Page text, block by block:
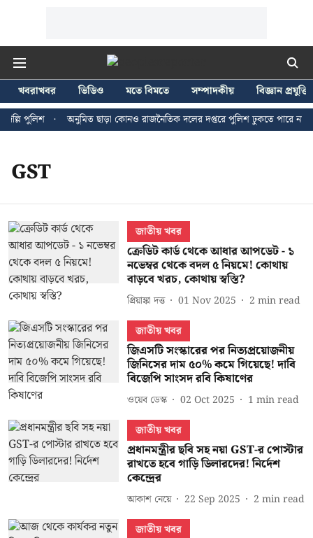
খবরাখবর ভিডিও মতে বিমতে সম্পাদকীয়
বিজ্ঞান প্রযুক্তি
পুলিশ
অনুমিত ছাড়া কোনও রাজনৈতিক দলের দপ্তরে পুলিশ ঢুকতে পারে না -
GST
জাতীয় খবর
ক্রেডিট কার্ড থেকে আধার আপডেট - ১
নভেম্বর থেকে বদল ৫ নিয়মে! কোথায়
বাড়বে খরচ, কোথায় স্বস্তি?
প্রিয়াঙ্কা দত্ত 01 Nov 2025 2 min read
জাতীয় খবর
জিএসটি সংস্কারের পর নিত্যপ্রয়োজনীয়
জিনিসের দাম ৫০% কমে গিয়েছে! দাবি
বিজেপি সাংসদ রবি কিষাণের
ওয়েব ডেস্ক 02 Oct 2025 1 min read
জাতীয় খবর
প্রধানমন্ত্রীর ছবি সহ নয়া GST-র পোস্টার
রাখতে হবে গাড়ি ডিলারদের! নির্দেশ
কেন্দ্রের
আকাশ নেয়ে 22 Sep 2025 2 min read
জাতীয় খবর